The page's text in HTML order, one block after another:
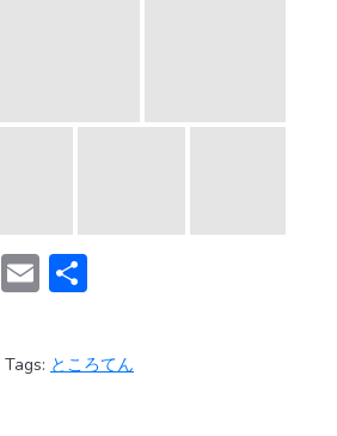
T
itt
er
E
ai
l
Tags: ところてん